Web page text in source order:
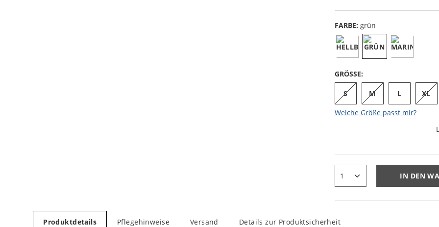
FARBE: grün
GRÖSSE:
S M L XL
Welche Größe passt mir?
IN DEN
Produktdetails Pflegehinweise Versand Details zur Produktsicherheit